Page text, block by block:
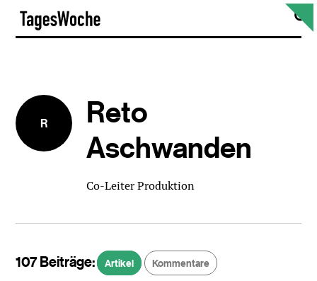
Skip
content
R
Reto
Aschwanden
Co-Leiter Produktion
107 Beiträge: Artikel Kommentare